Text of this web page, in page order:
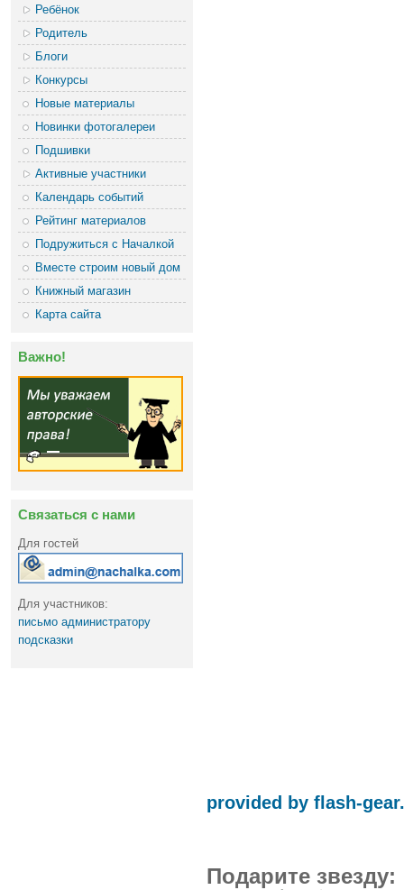
Ребёнок
Родитель
Блоги
Конкурсы
Новые материалы
Новинки фотогалереи
Подшивки
Активные участники
Календарь событий
Рейтинг материалов
Подружиться с Началкой
Вместе строим новый дом
Книжный магазин
Карта сайта
Важно!
Связаться с нами
Для гостей
Для участников:
письмо администратору
подсказки
provided by flash-
Подарите звезду: